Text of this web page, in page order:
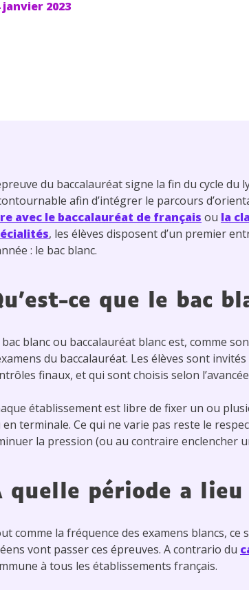
janvier 2023
du baccalauréat signe la fin du cycle
afin d’intégrer le parcours
avec le baccalauréat de français ou la
, les élèves disposent d’un premier
: le bac blanc.
ce que le bac
bac blanc ou baccalauréat blanc est, comme
du baccalauréat. Les élèves sont
finaux, et qui sont choisis selon
établissement est libre de fixer un ou
en terminale. Ce qui ne varie pas reste le
la pression (ou au contraire enclencher
quelle période a lieu
comme la fréquence des examens blancs,
vont passer ces épreuves. A contrario du
à tous les établissements français.